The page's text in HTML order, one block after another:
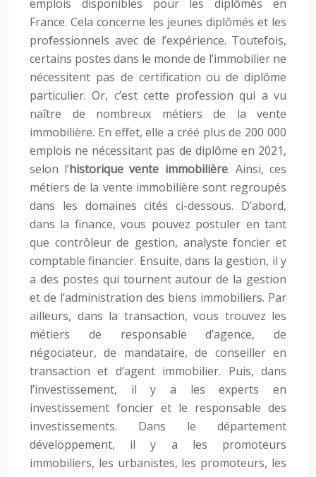
emplois disponibles pour les diplômés en
France. Cela concerne les jeunes diplômés et les
professionnels avec de l’expérience. Toutefois,
certains postes dans le monde de l’immobilier ne
nécessitent pas de certification ou de diplôme
particulier. Or, c’est cette profession qui a vu
naître de nombreux métiers de la vente
immobilière. En effet, elle a créé plus de 200 000
emplois ne nécessitant pas de diplôme en 2021,
selon l’historique vente immobilière. Ainsi, ces
métiers de la vente immobilière sont regroupés
dans les domaines cités ci-dessous. D’abord,
dans la finance, vous pouvez postuler en tant
que contrôleur de gestion, analyste foncier et
comptable financier. Ensuite, dans la gestion, il y
a des postes qui tournent autour de la gestion
et de l’administration des biens immobiliers. Par
ailleurs, dans la transaction, vous trouvez les
métiers de responsable d’agence, de
négociateur, de mandataire, de conseiller en
transaction et d’agent immobilier. Puis, dans
l’investissement, il y a les experts en
investissement foncier et le responsable des
investissements. Dans le département
développement, il y a les promoteurs
immobiliers, les urbanistes, les promoteurs, les